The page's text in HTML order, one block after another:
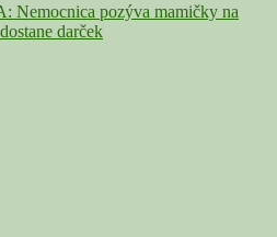
pozýva mamičky na
darček